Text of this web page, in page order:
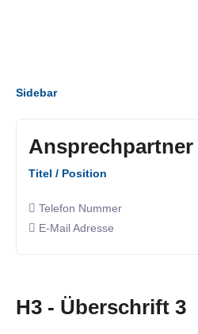
Sidebar
Ansprechpartner
Titel / Position
Telefon Nummer
E-Mail Adresse
H3 - Überschrift 3